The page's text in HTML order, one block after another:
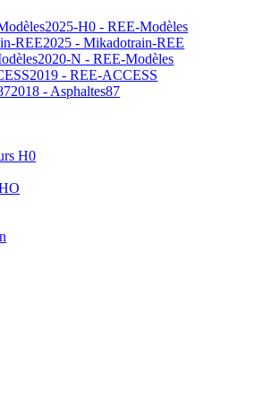
2025-H0 - REE-Modèles
2025 - Mikadotrain-REE
2020-N - REE-Modèles
2019 - REE-ACCESS
2018 - Asphaltes87
H0